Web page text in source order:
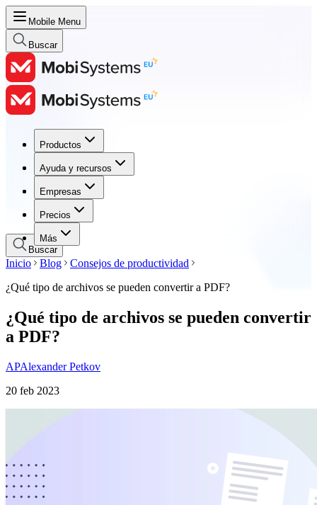
Mobile Menu
Buscar
Productos
Ayuda y recursos
Empresas
Precios
Más
Productos
Ayuda y recursos
Empresas
Precios
Buscar
Inicio Blog
Consejos de productividad
¿Qué tipo de archivos se pueden convertir a PDF?
¿Qué tipo de archivos se pueden convertir
a PDF?
APAlexander Petkov
20 feb 2023